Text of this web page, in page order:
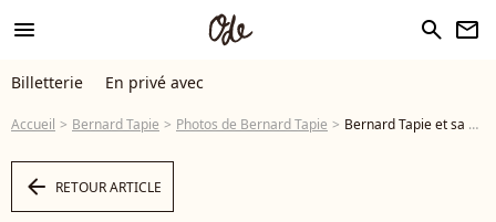
menu search newsletter
Billetterie En privé avec
Accueil Bernard Tapie Photos de Bernard Tapie Bernard Tapie et sa fille Sophie - Dans le cadre du Gucci Paris Masters a eu lieu l'epreuve "Style & Competition for AMADE" à Villepinte le 7 décembre 2013. - Photo
arrow_left RETOUR ARTICLE